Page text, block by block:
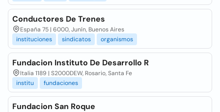
Conductores De Trenes
España 75 | 6000, Junín, Buenos Aires
instituciones
sindicatos organismos
Fundacion Instituto De Desarrollo R
Italia 1189 | S2000DEW, Rosario, Santa Fe
institu
fundaciones
Fundacion San Roque